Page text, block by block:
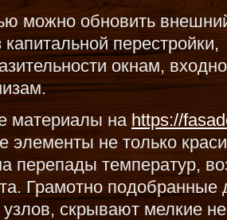
можно обновить
перестройки,
окнам,
материалы на https://
элементы не только
перепады температур,
Грамотно
узлов, скрывают мелкие